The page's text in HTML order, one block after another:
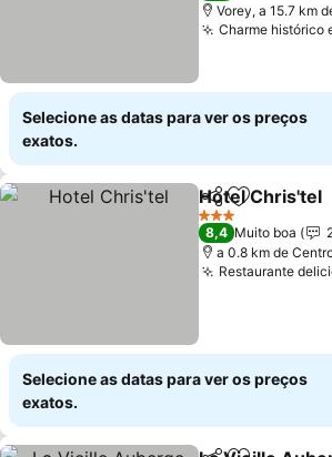
Vorey, a 15.7 km
Charme histórico
Selecione as datas para ver os preços
exatos.
PartilharAdicionar
Hotel Chris'tel
3 Estrelas
8,4 Muito boa
a 0.8 km de
Restaurante
Selecione as datas para ver os preços
exatos.